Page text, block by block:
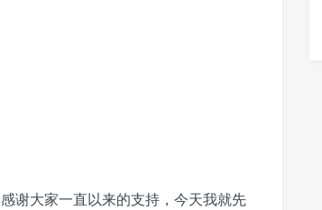
感谢大家一直以来的支持，今天我就先